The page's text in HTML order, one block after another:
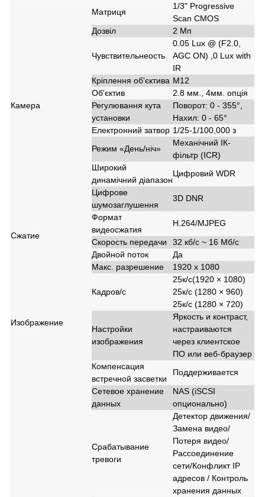
Камера
Матриця
1/3" Progressive
Scan CMOS
Дозвіл
2 Мп
Чувствительнеость
0.05 Lux @ (F2.0,
AGC ON) ,0 Lux with
IR
Кріплення об'єктива М12
Об'єктив
2.8 мм., 4мм. опція
Регулювання кута
установки
Поворот: 0 - 355°,
Нахил: 0 - 65°
Електронний затвор 1/25-1/100,000 з
Режим «День/ніч»
Механічний ІК-
фільтр (ICR)
Широкий
динамічний діапазон
Цифровий WDR
Цифрове
шумозаглушення
3D DNR
Сжатие
Формат
видеосжатия
H.264/MJPEG
Скорость передачи
32 кб/с ~ 16 Мб/с
Двойной поток
Да
Изображение
Макс. разрешение 1920 x 1080
Кадров/с
25к/с(1920 × 1080)
25к/с (1280 × 960)
25к/с (1280 × 720)
Настройки
изображения
Яркость и контраст,
настраиваются
через клиентское
ПО или веб-браузер
Компенсация
встречной засветки
Поддерживается
Сетевое хранение
данных
NAS (iSCSI
опционально)
Срабатывание
тревоги
Детектор движения/
Замена видео/
Потеря видео/
Рассоединение
сети/Конфликт IP
адресов / Контроль
хранения данных